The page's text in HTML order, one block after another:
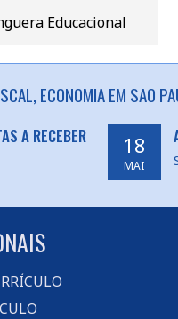
Educacional
ECONOMIA EM SAO
A RECEBER 18
MAI